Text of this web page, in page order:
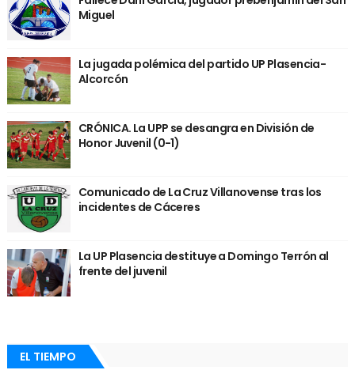
Miguel
La jugada polémica del partido UP Plasencia-
Alcorcón
CRÓNICA. La UPP se desangra en División de
Honor Juvenil (0-1)
Comunicado de La Cruz Villanovense tras los
incidentes de Cáceres
La UP Plasencia destituye a Domingo Terrón al
frente del juvenil
EL TIEMPO